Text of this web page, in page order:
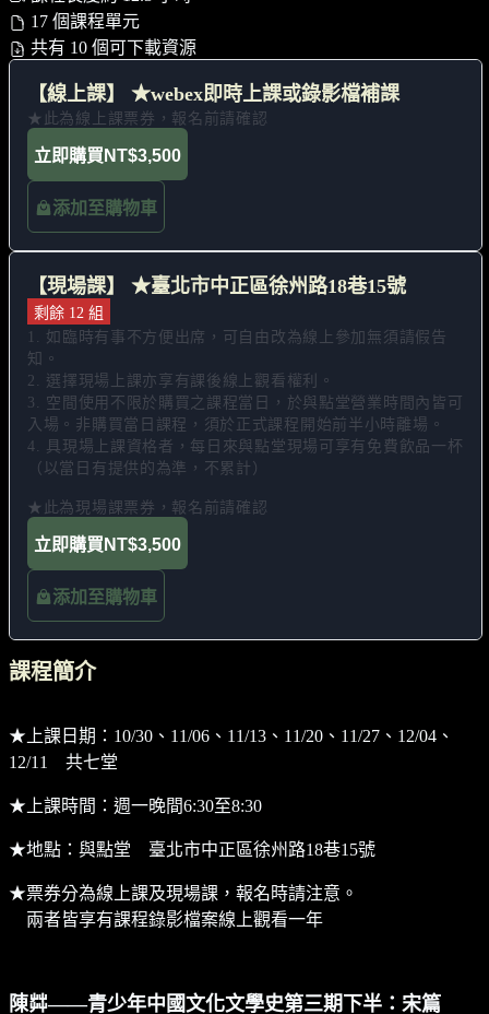
17 個課程單元
共有 10 個可下載資源
【線上課】 ★webex即時上課或錄影檔補課
★此為線上課票券，報名前請確認
立即購買 NT$3,500
添加至購物車
【現場課】 ★臺北市中正區徐州路18巷15號
剩餘 12 組
1. 如臨時有事不方便出席，可自由改為線上參加無須請假告
知。
2. 選擇現場上課亦享有課後線上觀看權利。
3. 空間使用不限於購買之課程當日，於與點堂營業時間內皆可
入場。非購買當日課程，須於正式課程開始前半小時離場。
4. 具現場上課資格者，每日來與點堂現場可享有免費飲品一杯
（以當日有提供的為準，不累計）
★此為現場課票券，報名前請確認
立即購買 NT$3,500
添加至購物車
課程簡介
★上課日期：10/30、11/06、11/13、11/20、11/27、12/04、
12/11 共七堂
★上課時間：週一晚間6:30至8:30
★地點：與點堂 臺北市中正區徐州路18巷15號
★票券分為線上課及現場課，報名時請注意。
兩者皆享有課程錄影檔案線上觀看一年
陳茻——青少年中國文化文學史第三期下半：宋篇